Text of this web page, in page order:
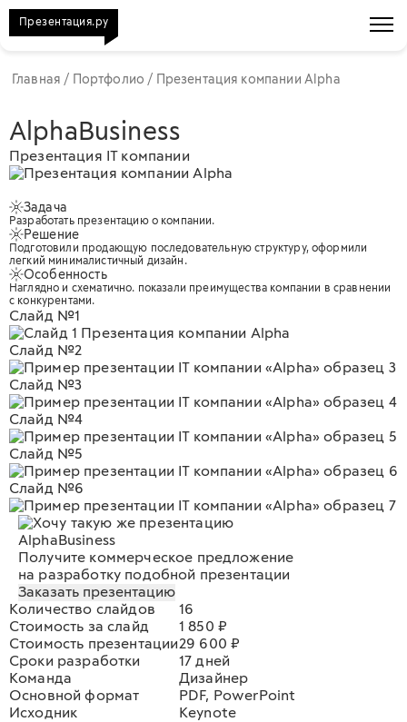
Презентация.ру
Главная / Портфолио / Презентация компании Alpha
AlphaBusiness
Презентация IT компании
Задача
Разработать презентацию о компании.
Решение
Подготовили продающую последовательную структуру, оформили
легкий минималистичный дизайн.
Особенность
Наглядно и схематично. показали преимущества компании в сравнении
с конкурентами.
Слайд №1
Слайд №2
Слайд №3
Слайд №4
Слайд №5
Слайд №6
AlphaBusiness
Получите коммерческое предложение
на разработку подобной презентации
Заказать презентацию
Количество слайдов
16
Стоимость за слайд
1 850 ₽
Стоимость презентации29 600 ₽
Сроки разработки
17 дней
Команда
Дизайнер
Основной формат
PDF, PowerPoint
Исходник
Keynote